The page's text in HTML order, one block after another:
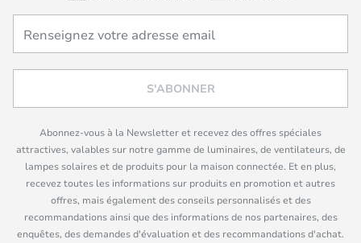
S'ABONNER
Abonnez-vous à la Newsletter et recevez des offres spéciales
attractives, valables sur notre gamme de luminaires, de ventilateurs, de
lampes solaires et de produits pour la maison connectée. Et en plus,
recevez toutes les informations sur produits en promotion et autres
offres, mais également des conseils personnalisés et des
recommandations ainsi que des informations de nos partenaires, des
enquêtes, des demandes d'évaluation et des recommandations d'achat.